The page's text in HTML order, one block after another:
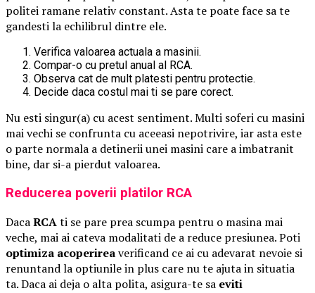
politei ramane relativ constant. Asta te poate face sa te
gandesti la echilibrul dintre ele.
Verifica valoarea actuala a masinii.
Compar-o cu pretul anual al RCA.
Observa cat de mult platesti pentru protectie.
Decide daca costul mai ti se pare corect.
Nu esti singur(a) cu acest sentiment. Multi soferi cu masini
mai vechi se confrunta cu aceeasi nepotrivire, iar asta este
o parte normala a detinerii unei masini care a imbatranit
bine, dar si-a pierdut valoarea.
Reducerea poverii platilor RCA
DacaRCAti se pare prea scumpa pentru o masina mai
veche, mai ai cateva modalitati de a reduce presiunea. Poti
optimiza acoperireaverificand ce ai cu adevarat nevoie si
renuntand la optiunile in plus care nu te ajuta in situatia
ta. Daca ai deja o alta polita, asigura-te sa eviti